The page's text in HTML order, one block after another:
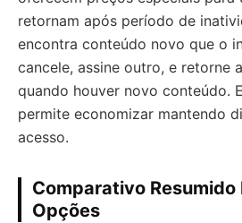
retornam após período de
encontra conteúdo novo que o
cancele, assine outro, e retorne
quando houver novo conteúdo.
permite economizar mantendo
acesso.
Comparativo Resumido
Opções